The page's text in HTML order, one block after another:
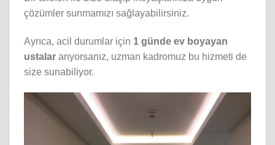
çözümler sunmamızı sağlayabilirsiniz.
Ayrıca, acil durumlar için 1 günde ev boyayan
ustalar arıyorsanız, uzman kadromuz bu hizmeti de
size sunabiliyor.